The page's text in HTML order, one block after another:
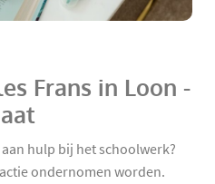
Frans in Loon -
hulp bij het schoolwerk?
ondernomen worden.